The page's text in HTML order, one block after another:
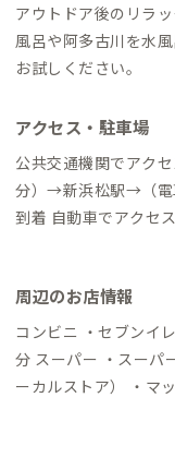
アウトドア後のリラ
風呂や阿多古川を水
お試しください。
アクセス・駐車場
公共交通機関でアク
分）→新浜松駅→（
到着 自動車でアクセスする場合 ▼新東名高速道路浜松浜北ICか
周辺のお店情報
コンビニ ・セブンイ
分 スーパー ・スーパーこでら：徒歩12分（お惣菜がおいしいロ
ーカルストア） ・マ
（ふわふわスープの